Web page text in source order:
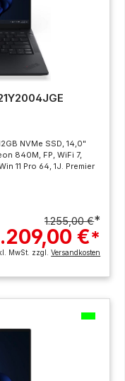
NVMe SSD, 14,0"
840M, FP, WiFi 7,
11 Pro 64, 1J. Premier
1.255,00 €*
€*
MwSt. zzgl.Versandkosten